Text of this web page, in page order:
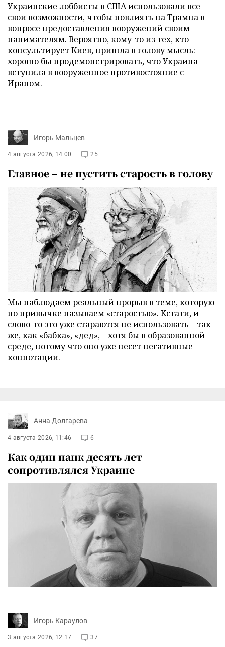
Украинские лоббисты в США использовали все
свои возможности, чтобы повлиять на Трампа в
вопросе предоставления вооружений своим
нанимателям. Вероятно, кому-то из тех, кто
консультирует Киев, пришла в голову мысль:
хорошо бы продемонстрировать, что Украина
вступила в вооруженное противостояние с
Ираном.
Игорь Мальцев
4 августа 2026, 14:00 25
Главное – не пустить старость в голову
Мы наблюдаем реальный прорыв в теме, которую
по привычке называем «старостью». Кстати, и
слово-то это уже стараются не использовать – так
же, как «бабка», «дед», – хотя бы в образованной
среде, потому что оно уже несет негативные
коннотации.
Анна Долгарева
4 августа 2026, 11:46 6
Как один панк десять лет
сопротивлялся Украине
Игорь Караулов
3 августа 2026, 12:17 37